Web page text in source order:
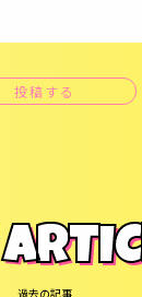
投稿する
過去の記事